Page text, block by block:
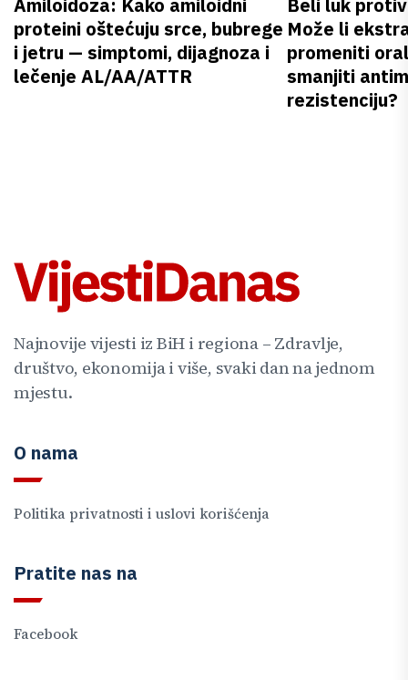
Amiloidoza: Kako amiloidni
proteini oštećuju srce, bubrege
i jetru — simptomi, dijagnoza i
lečenje AL/AA/ATTR
Beli luk
Može li
promeniti
smanjiti
rezistenciju?
Najnovije vijesti iz BiH i regiona – Zdravlje,
društvo, ekonomija i više, svaki dan na jednom
mjestu.
O nama
Politika privatnosti i uslovi korišćenja
Pratite nas na
Facebook